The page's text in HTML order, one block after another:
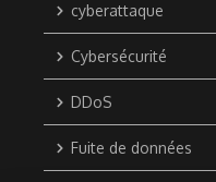
cyberattaque
Cybersécurité
DDoS
Fuite de données